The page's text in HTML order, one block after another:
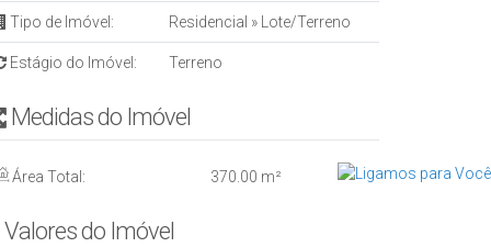
Tipo de Imóvel: Residencial » Lote/Terreno
Estágio do Imóvel: Terreno
Medidas do Imóvel
Área Total: 370 .00 m²
Valores do Imóvel